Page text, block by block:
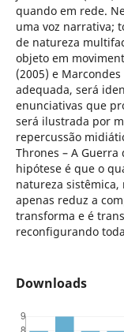
quando em rede.
uma voz narrativa;
de natureza
objeto em
(2005) e
adequada, será
enunciativas que
será ilustrada por
repercussão
Thrones – A
hipótese é que o
natureza sistêmica,
apenas reduz a
transforma e é
reconfigurando
Downloads